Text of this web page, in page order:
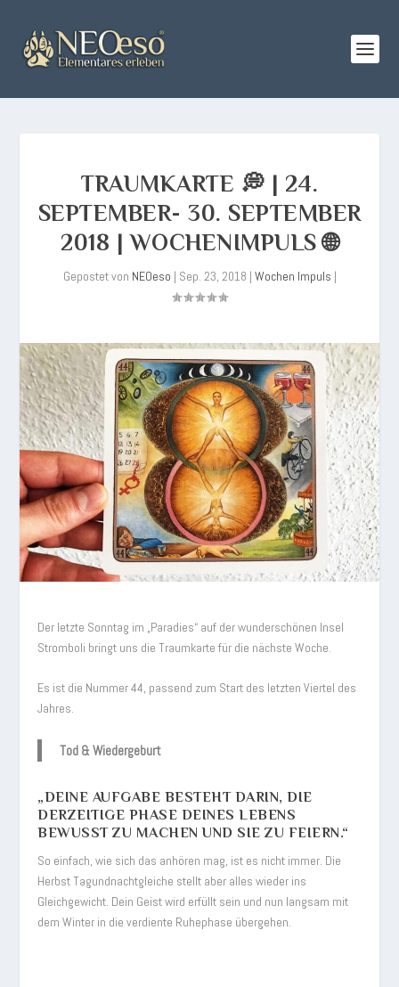
TRAUMKARTE 💭 | 24.
SEPTEMBER- 30. SEPTEMBER
2018 | WOCHENIMPULS 🌐
Gepostet von NEOeso | Sep. 23, 2018 | Wochen Impuls |
Der letzte Sonntag im „Paradies“ auf der wunderschönen Insel
Stromboli bringt uns die Traumkarte für die nächste Woche.
Es ist die Nummer 44, passend zum Start des letzten Viertel des
Jahres.
Tod & Wiedergeburt
„DEINE AUFGABE BESTEHT DARIN, DIE
DERZEITIGE PHASE DEINES LEBENS
BEWUSST ZU MACHEN UND SIE ZU FEIERN.“
So einfach, wie sich das anhören mag, ist es nicht immer. Die
Herbst Tagundnachtgleiche stellt aber alles wieder ins
Gleichgewicht. Dein Geist wird erfüllt sein und nun langsam mit
dem Winter in die verdiente Ruhephase übergehen.